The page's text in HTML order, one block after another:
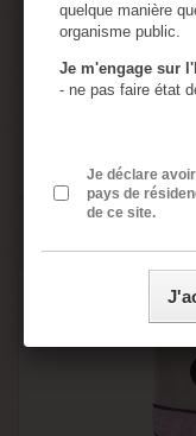
Ajouter au
quelque manière
organisme public.
Je m'engage sur
- ne pas faire état
- utiliser tous les
- assumer ma
serveur à cause
protection de
- j’ai lu, compris
générales rédigées
traducteur
Toutes les
accord avec la
Je déclare
pays de
de ce site.